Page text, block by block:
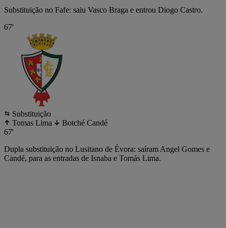
Substituição no Fafe: saiu Vasco Braga e entrou Diogo Castro.
67'
Substituição
Tomas Lima
Botché Candé
67'
Dupla substituição no Lusitano de Évora: saíram Angel Gomes e
Candé, para as entradas de Isnaba e Tomás Lima.